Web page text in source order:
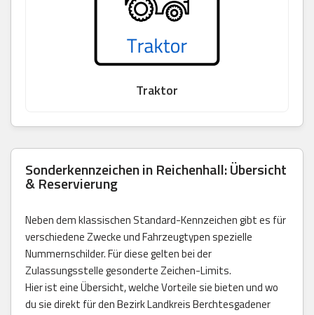
Traktor
Sonderkennzeichen in Reichenhall: Übersicht
& Reservierung
Neben dem klassischen Standard-Kennzeichen gibt es für
verschiedene Zwecke und Fahrzeugtypen spezielle
Nummernschilder. Für diese gelten bei der
Zulassungsstelle gesonderte Zeichen-Limits.
Hier ist eine Übersicht, welche Vorteile sie bieten und wo
du sie direkt für den Bezirk Landkreis Berchtesgadener